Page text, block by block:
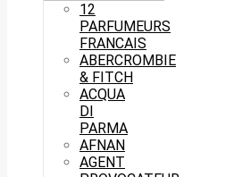
12
PARFUMEURS
FRANCAIS
ABERCROMBIE
& FITCH
ACQUA
DI
PARMA
AFNAN
AGENT